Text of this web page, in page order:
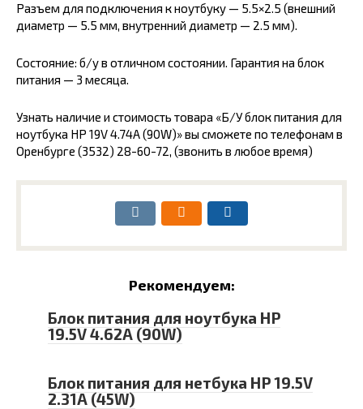
Разъем для подключения к ноутбуку — 5.5×2.5 (внешний
диаметр — 5.5 мм, внутренний диаметр — 2.5 мм).
Состояние: б/у в отличном состоянии. Гарантия на блок
питания — 3 месяца.
Узнать наличие и стоимость товара «Б/У блок питания для
ноутбука HP 19V 4.74A (90W)» вы сможете по телефонам в
Оренбурге (3532) 28-60-72, (звонить в любое время)
Рекомендуем:
Блок питания для ноутбука HP
19.5V 4.62A (90W)
Блок питания для нетбука HP 19.5V
2.31A (45W)